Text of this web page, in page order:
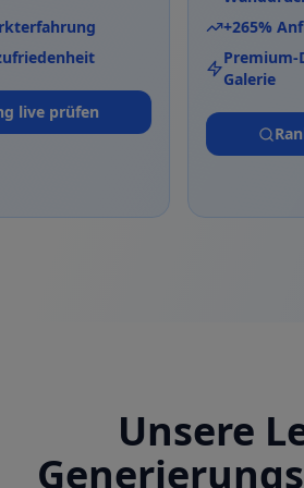
Markterfahrung
live prüfen
Galerie
Unsere